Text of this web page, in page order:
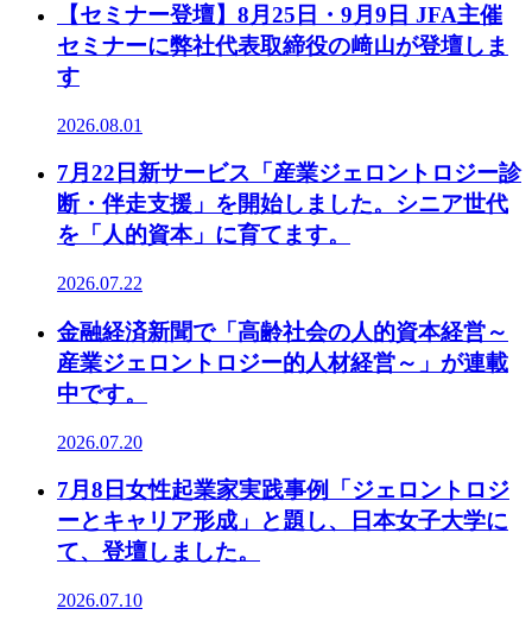
【セミナー登壇】8月25日・9月9日 JFA主催
セミナーに弊社代表取締役の﨑山が登壇しま
す
2026.08.01
7月22日新サービス「産業ジェロントロジー診
断・伴走支援」を開始しました。シニア世代
を「人的資本」に育てます。
2026.07.22
金融経済新聞で「高齢社会の人的資本経営～
産業ジェロントロジー的人材経営～」が連載
中です。
2026.07.20
7月8日女性起業家実践事例「ジェロントロジ
ーとキャリア形成」と題し、日本女子大学に
て、登壇しました。
2026.07.10